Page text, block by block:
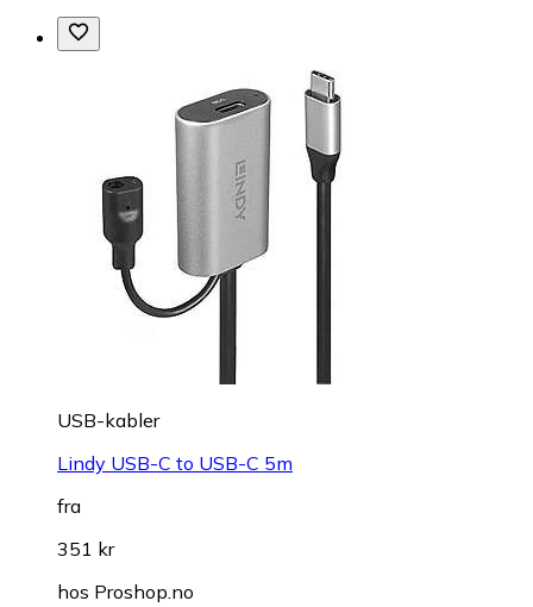
USB-kabler
Lindy USB-C to USB-C 5m
fra
351 kr
hos Proshop.no